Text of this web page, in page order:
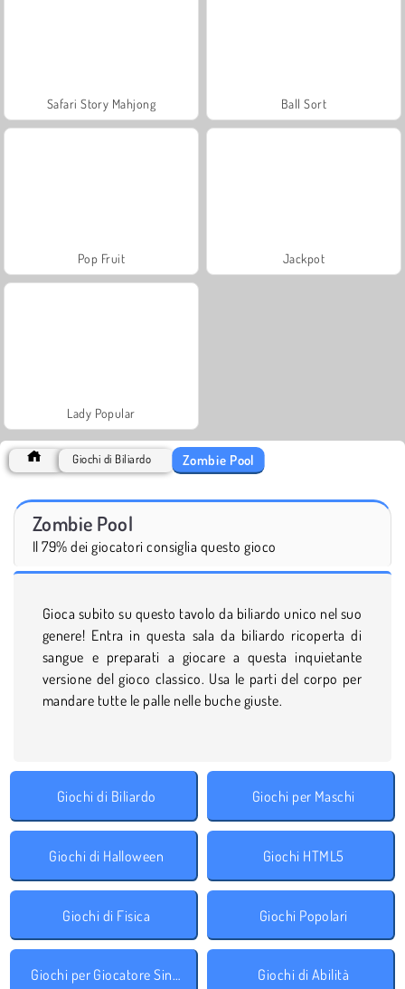
Safari Story Mahjong Ball Sort
Pop Fruit Jackpot
Lady Popular
Giochi di Biliardo Zombie Pool
Zombie Pool
Il 79% dei giocatori consiglia questo gioco
Gioca subito su questo tavolo da biliardo unico nel suo
genere! Entra in questa sala da biliardo ricoperta di
sangue e preparati a giocare a questa inquietante
versione del gioco classico. Usa le parti del corpo per
mandare tutte le palle nelle buche giuste.
Giochi di Biliardo Giochi per Maschi
Giochi di Halloween Giochi HTML5
Giochi di Fisica Giochi Popolari
Giochi per Giocatore Singolo Giochi di Abilità